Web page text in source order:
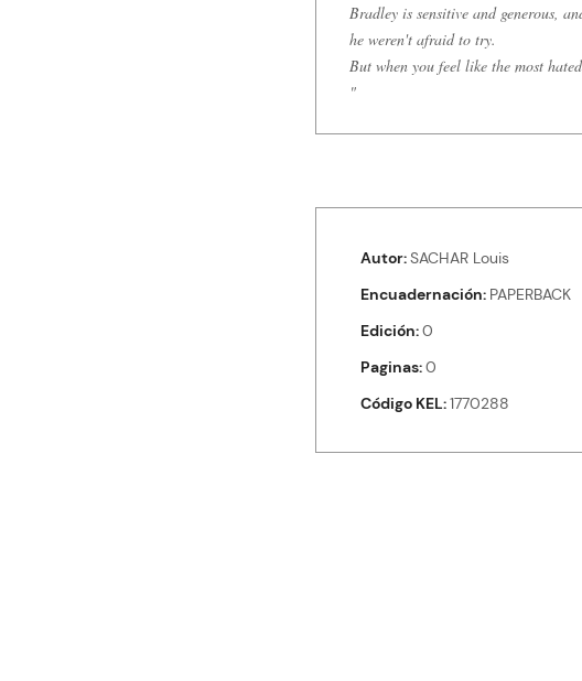
Bradley is sensitive and generous,
he weren't afraid to try.
But when you feel like the most
"
Autor SACHAR Louis
Encuadernación PAPERBACK
Edición 0
Paginas 0
Código KEL 1770288